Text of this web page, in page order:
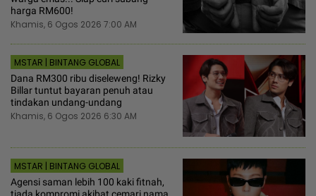
harga RM600!
Khamis, 6 Ogos 2026 7:00 AM
MSTAR | BINTANG GLOBAL
Dana RM300 ribu diseleweng! Rizky
Billar tuntut bayaran penuh atau
tindakan undang-undang
Khamis, 6 Ogos 2026 6:30 AM
MSTAR | BINTANG GLOBAL
Agensi saman lebih 100 kaki fitnah,
tiada kompromi akibat cemari nama